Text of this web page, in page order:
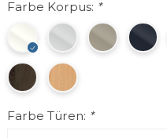
Farbe Korpus: *
Farbe Türen: *